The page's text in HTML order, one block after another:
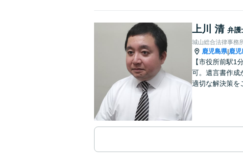
上川 清 弁護
城山総合法律事務
鹿児島県|鹿
【市役所前駅1
可。遺言書作成
適切な解決策を